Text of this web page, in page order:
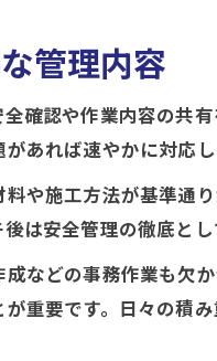
現場で役立つ施工
施工管理の資格取
女性にも伝えたい
現場監督との違い
仕事内容や違いから捉
施工管理の実態を
管理内容
確認や作業内容の共
あれば速やかに対応し
や施工方法が基準通
は安全管理の徹底と
などの事務作業も欠
重要です。日々の積